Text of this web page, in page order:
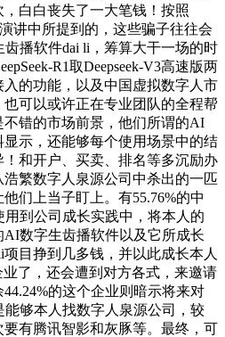
白白丧失了一大笔钱！按照
讲中所提到的，这些骗子往往会
播软件dai li，筹算大干一场的时
R1取Deepseek-V3高速版两
的功能，以及中国虚拟数字人市
可以或许正在专业团队的全程帮
错的市场前景，他们所谓的AI
示，还能够每个使用场景中的结
和开户、买卖、排名等多沉励办
繁数字人泉源公司中杀出的一匹
们上当子盯上。有55.76%的中
到公司成长实践中，将本人的
数字生齿播软件以及它所成长
目挣到几多钱，并以此成长本人
了，还会遭到对方各式，来邀请
的这个企业则暗示将来对
够本人找数字人泉源公司，较
有腾讯智影和灰豚等。最终，可